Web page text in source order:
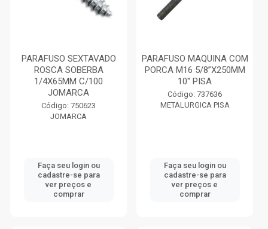
PARAFUSO SEXTAVADO
ROSCA SOBERBA
1/4X65MM C/100
JOMARCA
Código: 750623
JOMARCA
Faça seu login ou
cadastre-se para
ver preços e
comprar
PARAFUSO MAQUINA COM
PORCA M16 5/8”X250MM
10'' PISA
Código: 737636
METALURGICA PISA
Faça seu login ou
cadastre-se para
ver preços e
comprar